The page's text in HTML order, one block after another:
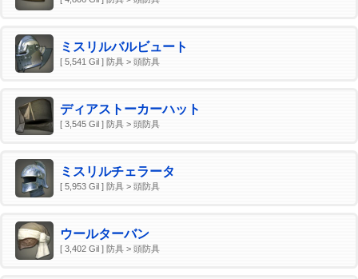
ミスリルバルビュート
[ 5,541 Gil ] 防具 > 頭防具
ディアストーカーハット
[ 3,545 Gil ] 防具 > 頭防具
ミスリルチェラータ
[ 5,953 Gil ] 防具 > 頭防具
ウールターバン
[ 3,402 Gil ] 防具 > 頭防具